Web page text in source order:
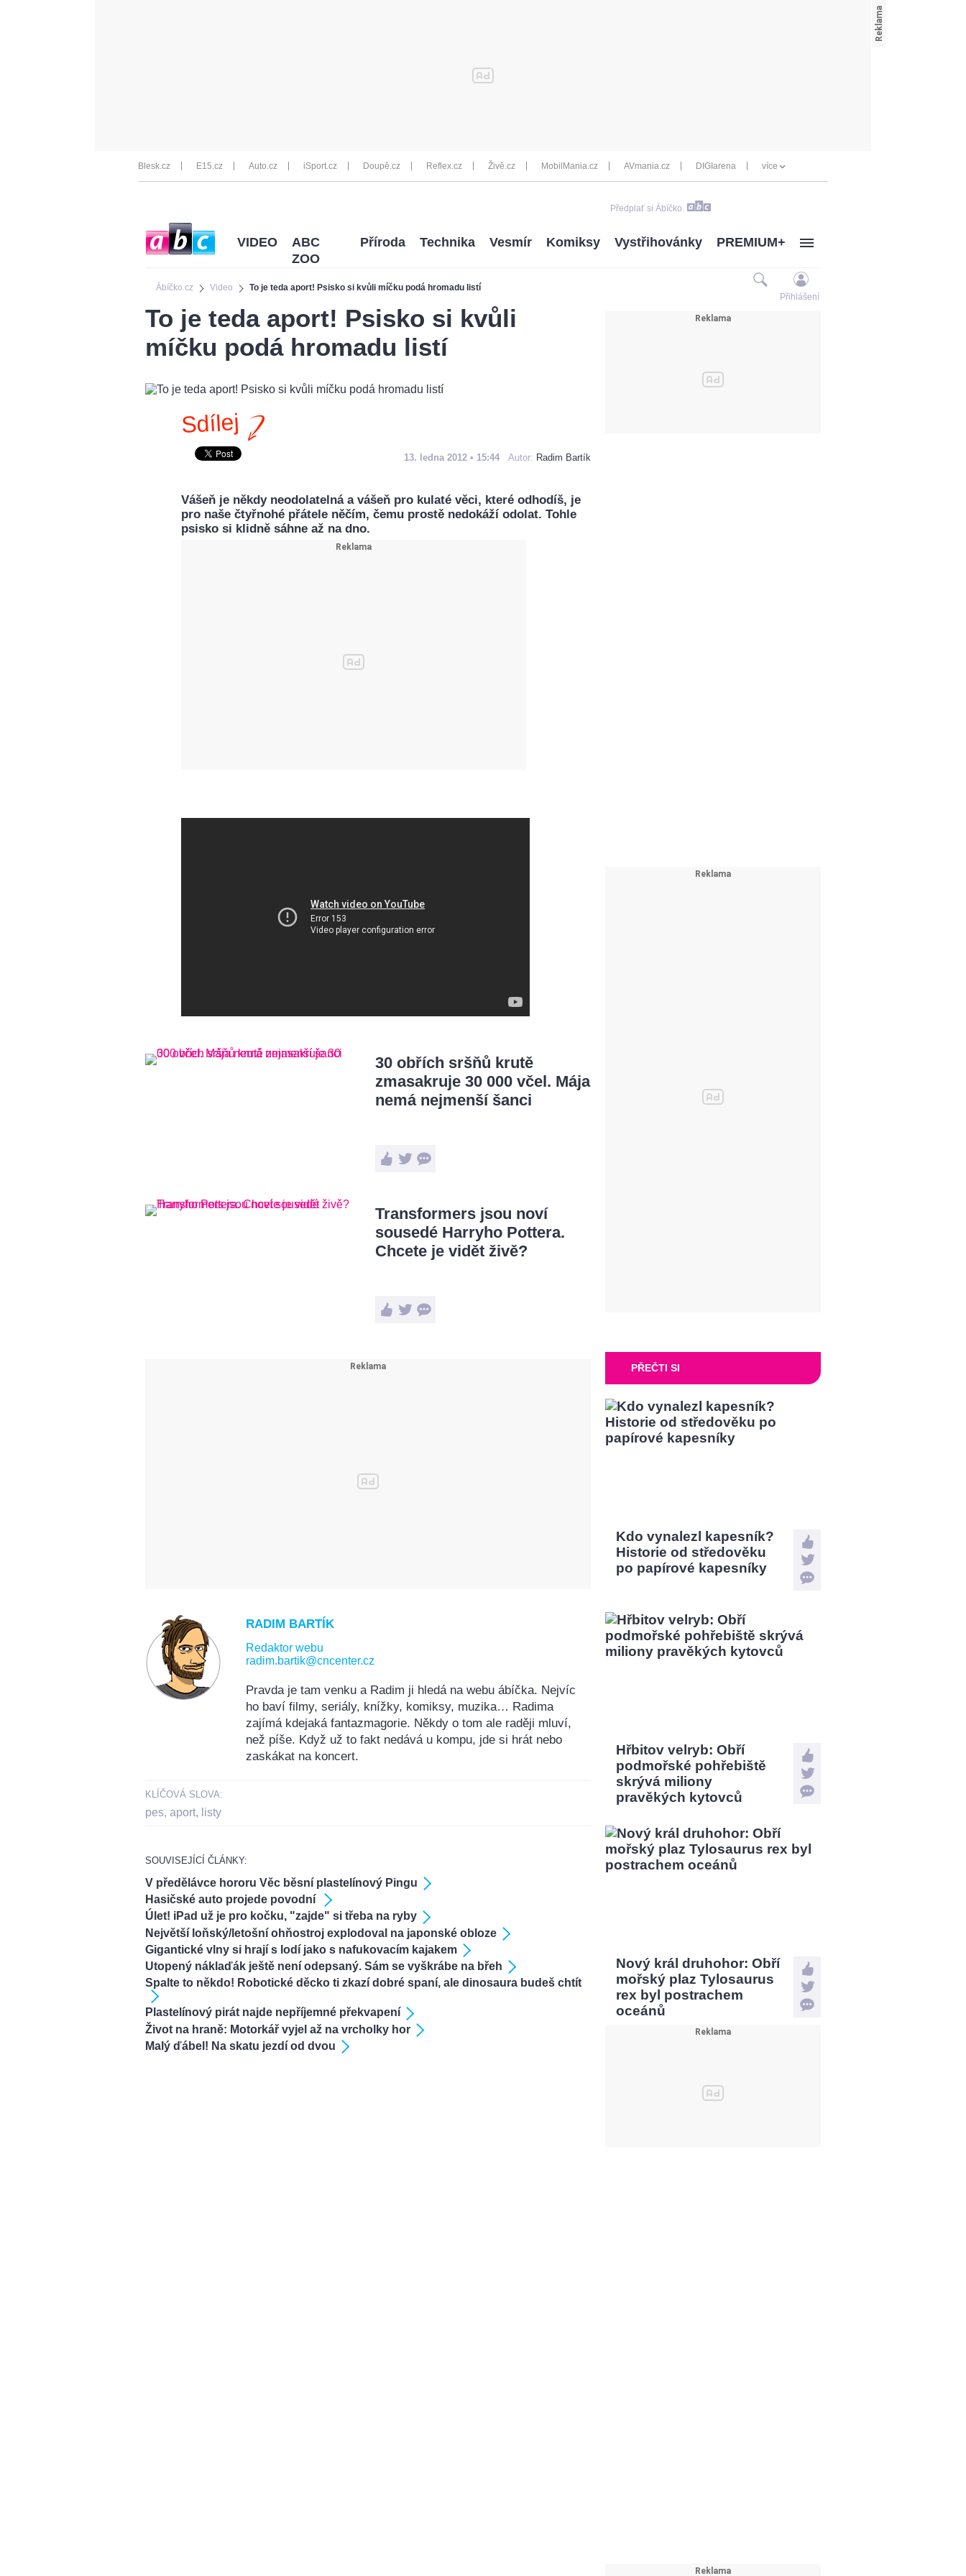
Blesk.cz E15.cz Auto.cz iSport.cz Doupě.cz Reflex.cz Živě.cz MobilMania.cz AVmania.cz DIGIarena více
Předplať si Ábíčko
Ábíčko.cz Video To je teda aport! Psisko si kvůli míčku podá hromadu listí
VIDEO
ABC
ZOO
Příroda Technika Vesmír Komiksy Vystřihovánky PREMIUM+
Přihlášení
To je teda aport! Psisko si kvůli
míčku podá hromadu listí
Sdílej
13. ledna 2012 • 15:44 Autor: Radim Bartík
Vášeň je někdy neodolatelná a vášeň pro kulaté věci, které odhodíš, je
pro naše čtyřnohé přátele něčím, čemu prostě nedokáží odolat. Tohle
psisko si klidně sáhne až na dno.
30 obřích sršňů krutě
zmasakruje 30 000 včel. Mája
nemá nejmenší šanci
Transformers jsou noví
sousedé Harryho Pottera.
Chcete je vidět živě?
RADIM BARTÍK
Redaktor webu
radim.bartik@cncenter.cz
Pravda je tam venku a Radim ji hledá na webu ábíčka. Nejvíc
ho baví filmy, seriály, knížky, komiksy, muzika… Radima
zajímá kdejaká fantazmagorie. Někdy o tom ale raději mluví,
než píše. Když už to fakt nedává u kompu, jde si hrát nebo
zaskákat na koncert.
KLÍČOVÁ SLOVA:
pes, aport, listy
SOUVISEJÍCÍ ČLÁNKY:
V předělávce hororu Věc běsní plastelínový Pingu
Hasičské auto projede povodní
Úlet! iPad už je pro kočku, "zajde" si třeba na ryby
Největší loňský/letošní ohňostroj explodoval na japonské obloze
Gigantické vlny si hrají s lodí jako s nafukovacím kajakem
Utopený náklaďák ještě není odepsaný. Sám se vyškrábe na břeh
Spalte to někdo! Robotické děcko ti zkazí dobré spaní, ale dinosaura budeš chtít
Plastelínový pirát najde nepříjemné překvapení
Život na hraně: Motorkář vyjel až na vrcholky hor
Malý ďábel! Na skatu jezdí od dvou
PŘEČTI SI
Kdo vynalezl kapesník?
Historie od středověku
po papírové kapesníky
Hřbitov velryb: Obří
podmořské pohřebiště
skrývá miliony
pravěkých kytovců
Nový král druhohor: Obří
mořský plaz Tylosaurus
rex byl postrachem
oceánů